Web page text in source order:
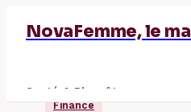
NovaFemme, le
Santé & Bien-être
Finance